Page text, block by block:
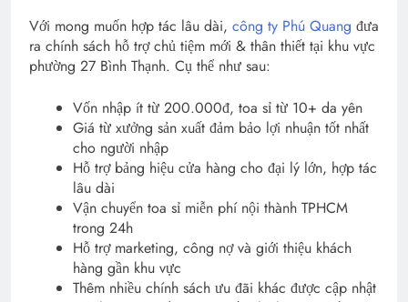
Với mong muốn hợp tác lâu dài, công ty Phú Quang đưa
ra chính sách hỗ trợ chủ tiệm mới & thân thiết tại khu vực
phường 27 Bình Thạnh. Cụ thể như sau:
Vốn nhập ít từ 200.000đ, toa sỉ từ 10+ da yên
Giá từ xưởng sản xuất đảm bảo lợi nhuận tốt nhất
cho người nhập
Hỗ trợ bảng hiệu cửa hàng cho đại lý lớn, hợp tác
lâu dài
Vận chuyển toa sỉ miễn phí nội thành TPHCM
trong 24h
Hỗ trợ marketing, công nợ và giới thiệu khách
hàng gần khu vực
Thêm nhiều chính sách ưu đãi khác được cập nhật